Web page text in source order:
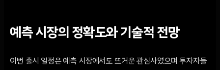
예측 시장의 정확도와 기술적 전망
이번 출시 일정은 예측 시장에서도 뜨거운 관심사였으며 투자자들